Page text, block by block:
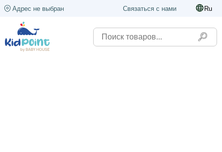
Адрес не выбран Связаться с нами Ru